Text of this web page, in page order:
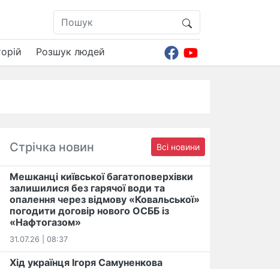
Розшук людей
Стрічка новин Всі новини
Мешканці київської багатоповерхівки
залишилися без гарячої води та
опалення через відмову «Ковальської»
погодити договір нового ОСББ із
«Нафтогазом»
31.07.26 | 08:37
Хід українця Ігоря Самуненкова